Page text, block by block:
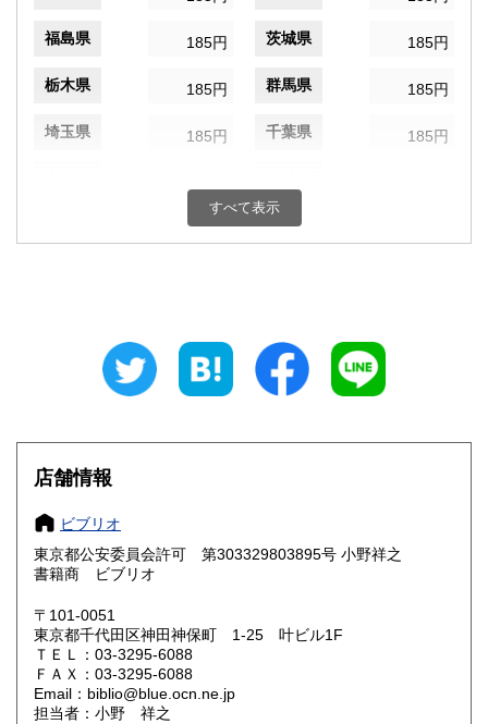
福島県 185円 茨城県 185円
栃木県 185円 群馬県 185円
埼玉県 185円 千葉県 185円
185円 富山県
185円 静岡県
奈良県 185円 和歌山県
岡山県 185円 広島県
山口県 185円
すべて表示
店舗情報
ビブリオ
東京都公安委員会許可 第303329803895号 小野祥之
書籍商 ビブリオ
〒101-0051
東京都千代田区神田神保町 1-25 叶ビル1F
ＴＥＬ：03-3295-6088
ＦＡＸ：03-3295-6088
Email：biblio@blue.ocn.ne.jp
担当者：小野 祥之